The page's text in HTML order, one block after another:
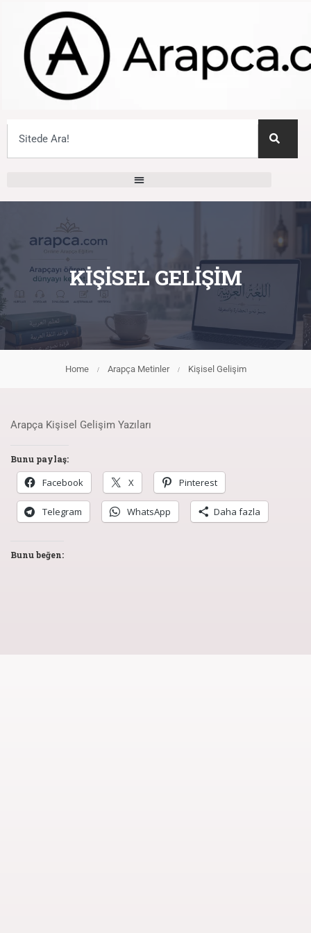
Home Arapça Metinler Kişisel Gelişim
KIŞISEL GELIŞIM
Arapça Kişisel Gelişim Yazıları
Bunu paylaş:
Facebook X Pinterest
Telegram WhatsApp Daha fazla
Bunu beğen: